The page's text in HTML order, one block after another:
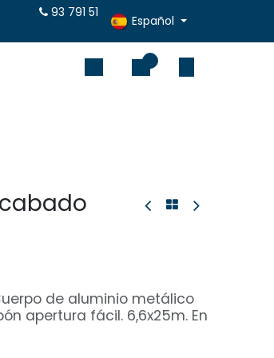
93 791 51
Español
de aluminio metálico
apertura fácil. 6,6x25m. En